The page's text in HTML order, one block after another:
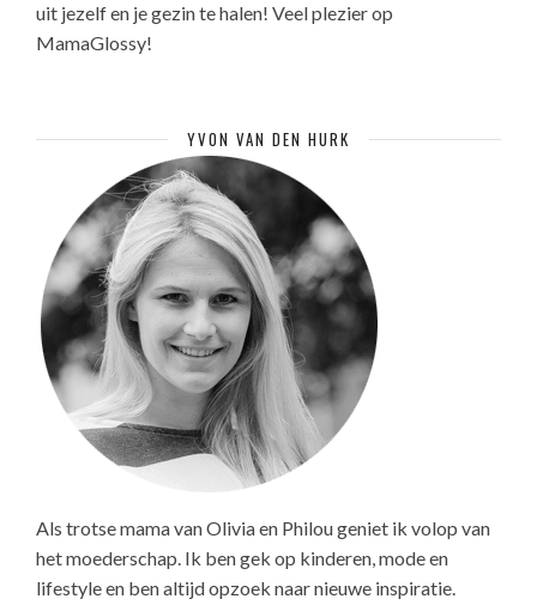
uit jezelf en je gezin te halen! Veel plezier op
MamaGlossy!
YVON VAN DEN HURK
Als trotse mama van Olivia en Philou geniet ik volop van
het moederschap. Ik ben gek op kinderen, mode en
lifestyle en ben altijd opzoek naar nieuwe inspiratie.